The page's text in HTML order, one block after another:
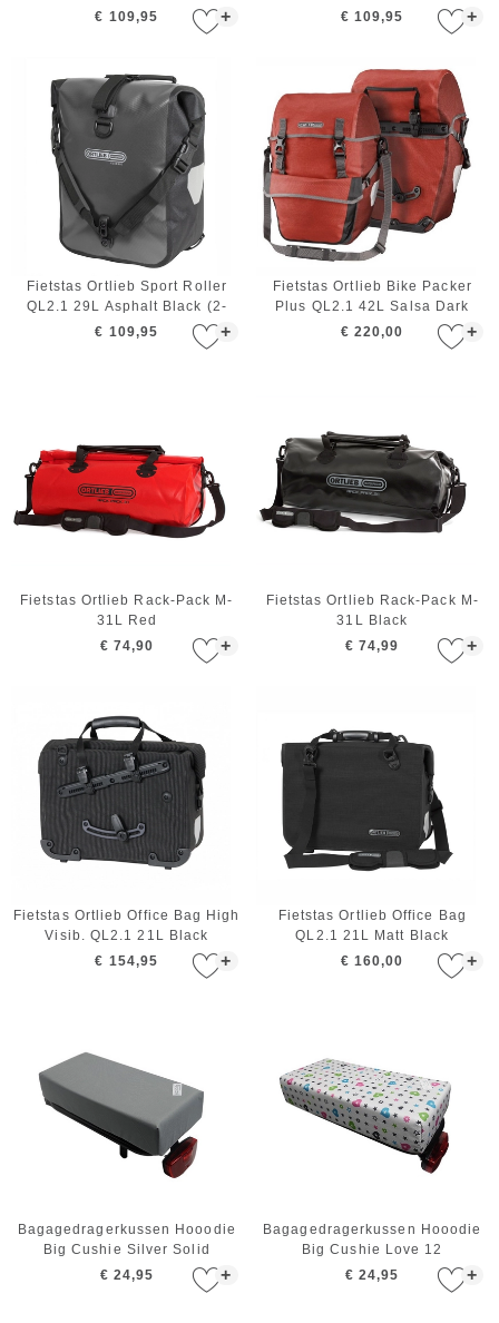
+
Delig)
€ 109,95 +
€ 109,95
+
Fietstas Ortlieb Sport Roller
QL2.1 29L Asphalt Black (2-
Delig)
€ 109,95 +
Fietstas Ortlieb Bike Packer
Plus QL2.1 42L Salsa Dark
Chili (2-Delig)
€ 220,00
+
Fietstas Ortlieb Rack-Pack M-
31L Red
€ 74,90
+
Fietstas Ortlieb Rack-Pack M-
31L Black
€ 74,99
+
Fietstas Ortlieb Office Bag High
Visib. QL2.1 21L Black
Reflective
€ 154,95 +
Fietstas Ortlieb Office Bag
QL2.1 21L Matt Black
€ 160,00
+
Bagagedragerkussen Hooodie
Big Cushie Silver Solid
€ 24,95
+
Bagagedragerkussen Hooodie
Big Cushie Love 12
€ 24,95